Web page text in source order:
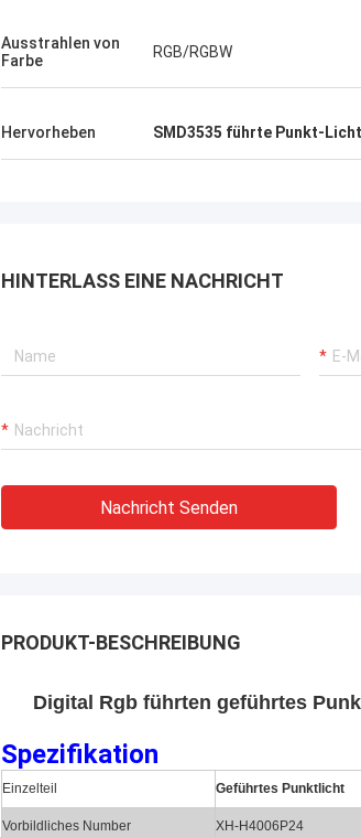
Ausstrahlen von
Farbe
RGB/RGBW
Hervorheben SMD3535 führte Punkt-Licht
HINTERLASS EINE NACHRICHT
Nachricht Senden
PRODUKT-BESCHREIBUNG
Digital Rgb führten geführtes
Spezifikation
Einzelteil Geführtes Punktlicht
Vorbildliches Number XH-H4006P24